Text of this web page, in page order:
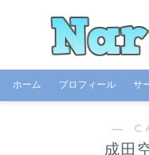
ホーム プロフィール サ
―
成田